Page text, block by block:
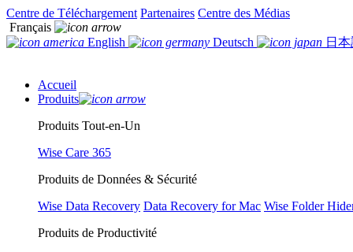
Centre de Téléchargement Partenaires Centre des Médias
Français
English
Deutsch 日
Accueil
Produits
Produits Tout-en-Un
Wise Care 365
Produits de Données & Sécurité
Wise Data Recovery Data Recovery for Mac Wise Folder
Produits de Productivité